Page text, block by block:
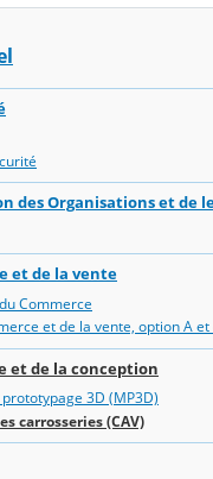
des Organisations et de
et de la vente
Commerce
et de la vente, option A et
et de la conception
3D (MP3D)
carrosseries (CAV)